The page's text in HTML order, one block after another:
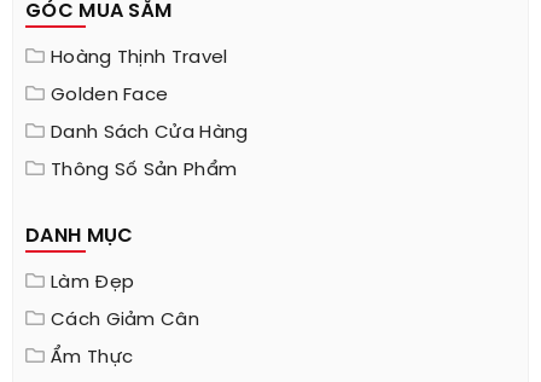
GÓC MUA SẮM
Hoàng Thịnh Travel
Golden Face
Danh Sách Cửa Hàng
Thông Số Sản Phẩm
DANH MỤC
Làm Đẹp
Cách Giảm Cân
Ẩm Thực